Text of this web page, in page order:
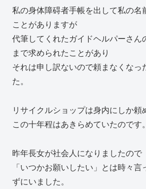
私の身体障碍者手帳を出して私の名
ことがありますが
代筆してくれたガイドヘルパーさん
まで求められたことがあり
それは申し訳ないので頼まなくなっ
た。
リサイクルショップは身内にしか頼
この十年程はあきらめていたのです。
昨年長女が社会人になりましたので
「いつかお願いしたい」とは時々
ずにいました。